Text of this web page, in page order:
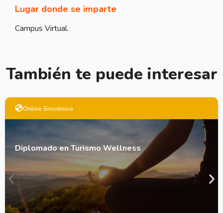
Lugar donde se imparte
Campus Virtual.
También te puede interesar
en Turismo Wellness